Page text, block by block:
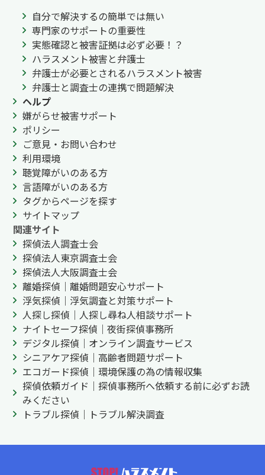
自分で解決するの簡単では無い
専門家のサポートの重要性
実態確認と被害証拠は必ず必要！？
ハラスメント被害と弁護士
弁護士が必要とされるハラスメント被害
弁護士と調査士の連携で問題解決
ヘルプ
嫌がらせ被害サポート
ポリシー
ご意見・お問い合わせ
利用環境
聴覚障がいのある方
言語障がいのある方
タグからページを探す
サイトマップ
関連サイト
探偵法人調査士会
探偵法人東京調査士会
探偵法人大阪調査士会
離婚探偵｜離婚問題安心サポート
浮気探偵｜浮気調査と対策サポート
人探し探偵｜人探し尋ね人相談サポート
ナイトセーフ探偵｜夜街探偵事務所
デジタル探偵｜オンライン調査サービス
シニアケア探偵｜高齢者問題サポート
エコガード探偵｜環境保護の為の情報収集
探偵依頼ガイド｜探偵事務所へ依頼する前に必ずお読
みください
トラブル探偵｜トラブル解決調査